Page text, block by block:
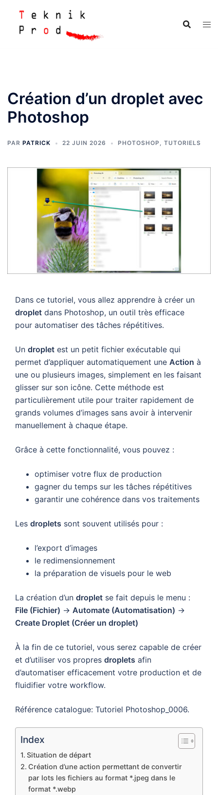
contenu
Création d’un droplet avec
Photoshop
PAR PATRICK 22 JUIN 2026 PHOTOSHOP , TUTORIELS
Dans ce tutoriel, vous allez apprendre à créer un
droplet dans Photoshop, un outil très efficace
pour automatiser des tâches répétitives.
Un droplet est un petit fichier exécutable qui
permet d’appliquer automatiquement une Action à
une ou plusieurs images, simplement en les faisant
glisser sur son icône. Cette méthode est
particulièrement utile pour traiter rapidement de
grands volumes d’images sans avoir à intervenir
manuellement à chaque étape.
Grâce à cette fonctionnalité, vous pouvez :
optimiser votre flux de production
gagner du temps sur les tâches répétitives
garantir une cohérence dans vos traitements
Les droplets sont souvent utilisés pour :
l’export d’images
le redimensionnement
la préparation de visuels pour le web
La création d’un droplet se fait depuis le menu :
File (Fichier) → Automate (Automatisation) →
Create Droplet (Créer un droplet)
À la fin de ce tutoriel, vous serez capable de créer
et d’utiliser vos propres droplets afin
d’automatiser efficacement votre production et de
fluidifier votre workflow.
Référence catalogue: Tutoriel Photoshop_0006.
Index
Situation de départ
Création d’une action permettant de convertir
par lots les fichiers au format *.jpeg dans le
format *.webp